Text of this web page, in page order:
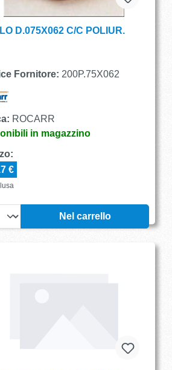
D.075X062 C/C POLIUR.
Fornitore: 200P.75X062
ROCARR
in magazzino
€
Nel carrello